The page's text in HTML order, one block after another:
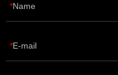
Name
E-mail